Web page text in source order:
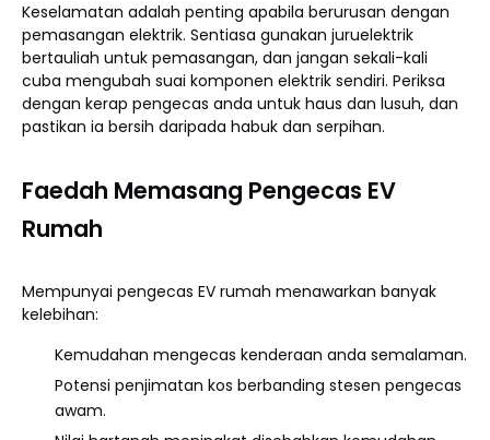
Keselamatan adalah penting apabila berurusan dengan
pemasangan elektrik. Sentiasa gunakan juruelektrik
bertauliah untuk pemasangan, dan jangan sekali-kali
cuba mengubah suai komponen elektrik sendiri. Periksa
dengan kerap pengecas anda untuk haus dan lusuh, dan
pastikan ia bersih daripada habuk dan serpihan.
Faedah Memasang Pengecas EV
Rumah
Mempunyai pengecas EV rumah menawarkan banyak
kelebihan:
Kemudahan mengecas kenderaan anda semalaman.
Potensi penjimatan kos berbanding stesen pengecas
awam.